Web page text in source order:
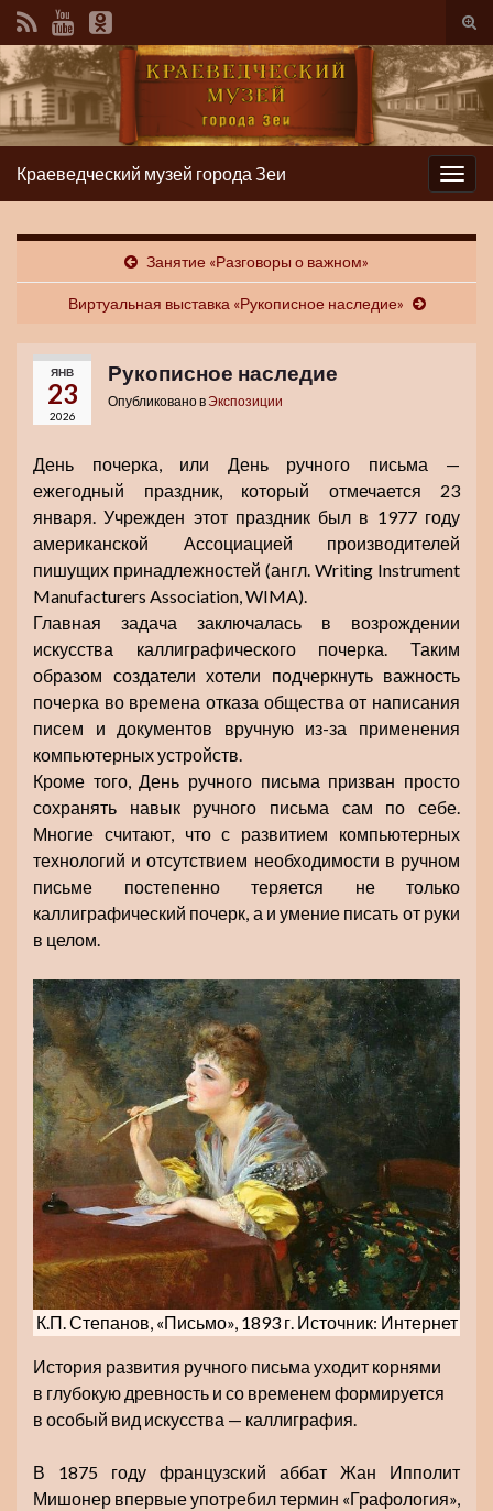
Вкл/
Вкл/
выкл
Краеведческий музей города Зеи
Занятие «Разговоры о важном»
Виртуальная выставка «Рукописное наследие»
ЯНВ
23
2026
Рукописное наследие
Опубликовано вЭкспозиции
День почерка, или День ручного письма —
ежегодный праздник, который отмечается 23
января. Учрежден этот праздник был в 1977 году
американской Ассоциацией производителей
пишущих принадлежностей (англ. Writing Instrument
Manufacturers Association, WIMA).
Главная задача заключалась в возрождении
искусства каллиграфического почерка. Таким
образом создатели хотели подчеркнуть важность
почерка во времена отказа общества от написания
писем и документов вручную из-за применения
компьютерных устройств.
Кроме того, День ручного письма призван просто
сохранять навык ручного письма сам по себе.
Многие считают, что с развитием компьютерных
технологий и отсутствием необходимости в ручном
письме постепенно теряется не только
каллиграфический почерк, а и умение писать от руки
в целом.
К.П. Степанов, «Письмо», 1893 г. Источник: Интернет
История развития ручного письма уходит корнями
в глубокую древность и со временем формируется
в особый вид искусства — каллиграфия.
В 1875 году французский аббат Жан Ипполит
Мишонер впервые употребил термин «Графология»,